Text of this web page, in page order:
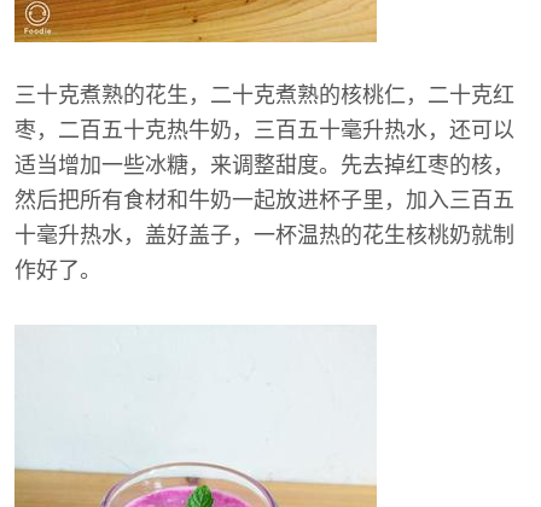
三十克煮熟的花生，二十克煮熟的核桃仁，二十克红
枣，二百五十克热牛奶，三百五十毫升热水，还可以
适当增加一些冰糖，来调整甜度。先去掉红枣的核，
然后把所有食材和牛奶一起放进杯子里，加入三百五
十毫升热水，盖好盖子，一杯温热的花生核桃奶就制
作好了。